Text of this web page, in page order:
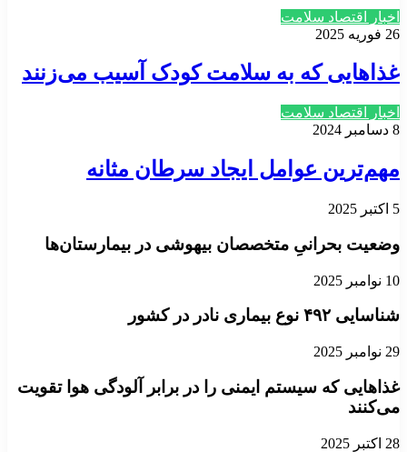
اخبار اقتصاد سلامت
26 فوریه 2025
غذاهایی که به سلامت کودک آسیب می‌زنند
اخبار اقتصاد سلامت
8 دسامبر 2024
مهم‌ترین عوامل ایجاد سرطان مثانه
5 اکتبر 2025
وضعیت بحرانیِ متخصصان بیهوشی در بیمارستان‌ها
10 نوامبر 2025
شناسایی ۴۹۲ نوع بیماری نادر در کشور
29 نوامبر 2025
غذاهایی که سیستم ایمنی را در برابر آلودگی هوا تقویت
می‌کنند
28 اکتبر 2025